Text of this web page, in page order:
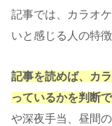
記事では、カラオ
いと感じる人の特
記事を読めば、カ
っているかを判断
や深夜手当、昼間